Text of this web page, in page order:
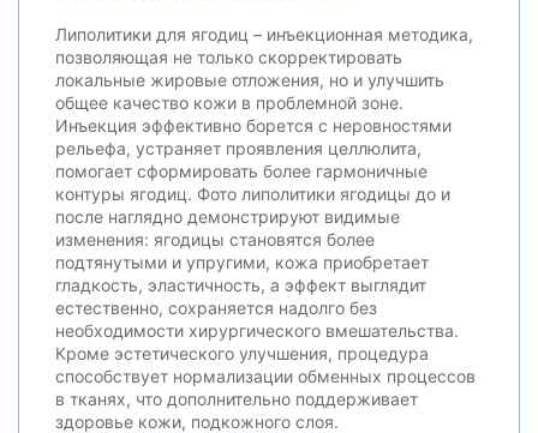
Липолитики для ягодиц – инъекционная методика,
позволяющая не только скорректировать
локальные жировые отложения, но и улучшить
общее качество кожи в проблемной зоне.
Инъекция эффективно борется с неровностями
рельефа, устраняет проявления целлюлита,
помогает сформировать более гармоничные
контуры ягодиц. Фото липолитики ягодицы до и
после наглядно демонстрируют видимые
изменения: ягодицы становятся более
подтянутыми и упругими, кожа приобретает
гладкость, эластичность, а эффект выглядит
естественно, сохраняется надолго без
необходимости хирургического вмешательства.
Кроме эстетического улучшения, процедура
способствует нормализации обменных процессов
в тканях, что дополнительно поддерживает
здоровье кожи, подкожного слоя.